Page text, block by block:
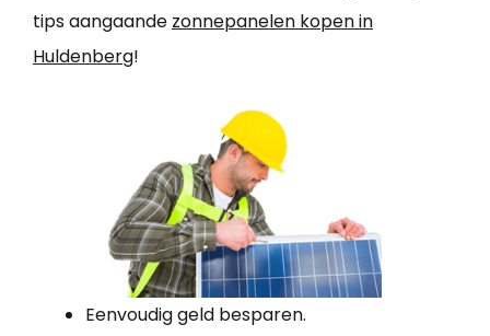
tips aangaande zonnepanelen kopen in
Huldenberg!
Eenvoudig geld besparen.